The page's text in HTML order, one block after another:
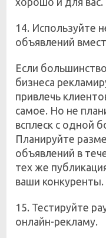
14. Используйте
объявлений
Если
бизнеса
привлечь
самое. Но не
всплеск с одной
Планируйте
объявлений в
тех же
ваши конкуренты.
15. Тестируйте
онлайн-рекламу.